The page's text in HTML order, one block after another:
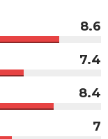
8.6
7.4
8.4
7